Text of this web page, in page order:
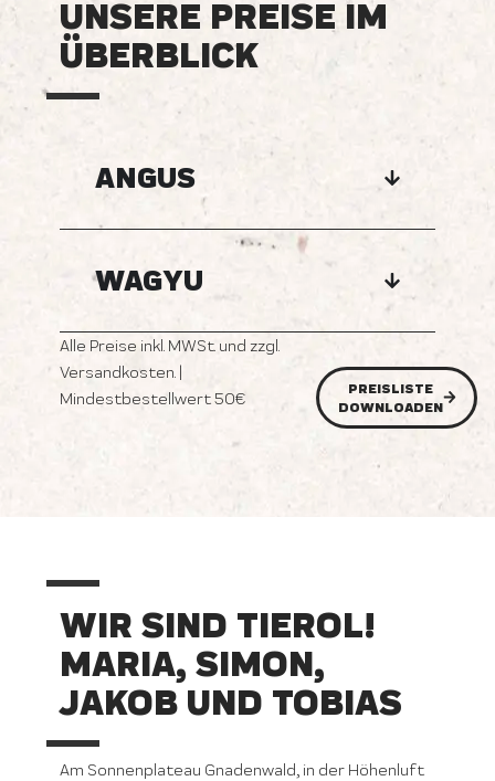
UNSERE PREISE IM
ÜBERBLICK
ANGUS
WAGYU
Alle Preise inkl. MWSt. und zzgl.
Versandkosten. |
Mindestbestellwert 50€
PREISLISTE
DOWNLOADEN
WIR SIND TIEROL!
MARIA, SIMON,
JAKOB UND TOBIAS
Am Sonnenplateau Gnadenwald, in der Höhenluft